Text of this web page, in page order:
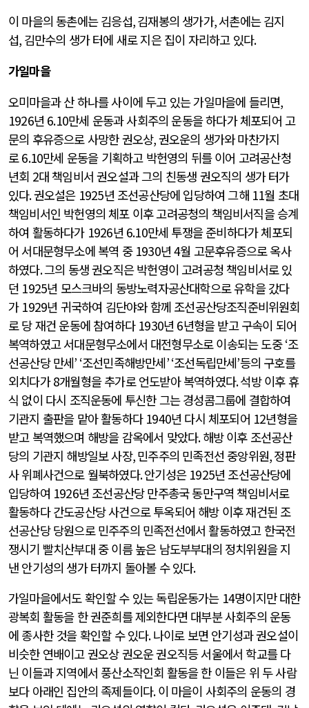
이 마을의 동촌에는 김응섭,김재봉의 생가가,서촌에는 김지
섭, 김만수의 생가 터에 새로 지은 집이 자리하고 있다.
가일마을
오미마을과 산 하나를 사이에 두고 있는 가일마을에 들리면,
1926년 6.10만세 운동과 사회주의 운동을 하다가 체포되어 고
문의 후유증으로 사망한 권오상,권오운의 생가와 마찬가지
로6.10만세 운동을 기획하고 박헌영의 뒤를 이어 고려공산청
년회 2대 책임비서 권오설과 그의 친동생 권오직의 생가 터가
있다.권오설은 1925년 조선공산당에 입당하여 그해 11월 초대
책임비서인 박헌영의 체포 이후 고려공청의 책임비서직을 승계
하여 활동하다가 1926년 6.10만세 투쟁을 준비하다가 체포되
어 서대문형무소에 복역 중 1930년4월 고문후유증으로 옥사
하였다.그의 동생 권오직은 박헌영이 고려공청 책임비서로 있
던 1925년 모스크바의 동방노력자공산대학으로 유학을 갔다
가 1929년 귀국하여 김단야와 함께 조선공산당조직준비위원회
로 당 재건 운동에 참여하다 1930년 6년형을 받고 구속이 되어
복역하였고 서대문형무소에서 대전형무소로 이송되는 도중‘조
선공산당 만세’ ‘조선민족해방만세’ ‘조선독립만세’등의 구호를
외치다가8개월형을 추가로 언도받아 복역하였다.석방 이후 휴
식 없이 다시 조직운동에 투신한 그는 경성콤그룹에 결합하여
기관지 출판을 맡아 활동하다 1940년 다시 체포되어 12년형을
받고 복역했으며 해방을 감옥에서 맞았다.해방 이후 조선공산
당의 기관지 해방일보 사장,민주주의 민족전선 중앙위원,정판
사 위폐사건으로 월북하였다.안기성은 1925년 조선공산당에
입당하여 1926년 조선공산당 만주총국 동만구역 책임비서로
활동하다 간도공산당 사건으로 투옥되어 해방 이후 재건된 조
선공산당 당원으로 민주주의 민족전선에서 활동하였고 한국전
쟁시기 빨치산부대 중 이름 높은 남도부부대의 정치위원을 지
낸 안기성의 생가 터까지 돌아볼 수 있다.
가일마을에서도 확인할 수 있는 독립운동가는 14명이지만 대한
광복회 활동을 한 권준희를 제외한다면 대부분 사회주의 운동
에 종사한 것을 확인할 수 있다.나이로 보면 안기성과 권오설이
비슷한 연배이고 권오상 권오운 권오직등 서울에서 학교를 다
닌 이들과 지역에서 풍산소작인회 활동을 한 이들은 위 두 사람
보다 아래인 집안의 족제들이다.이 마을이 사회주의 운동의 경